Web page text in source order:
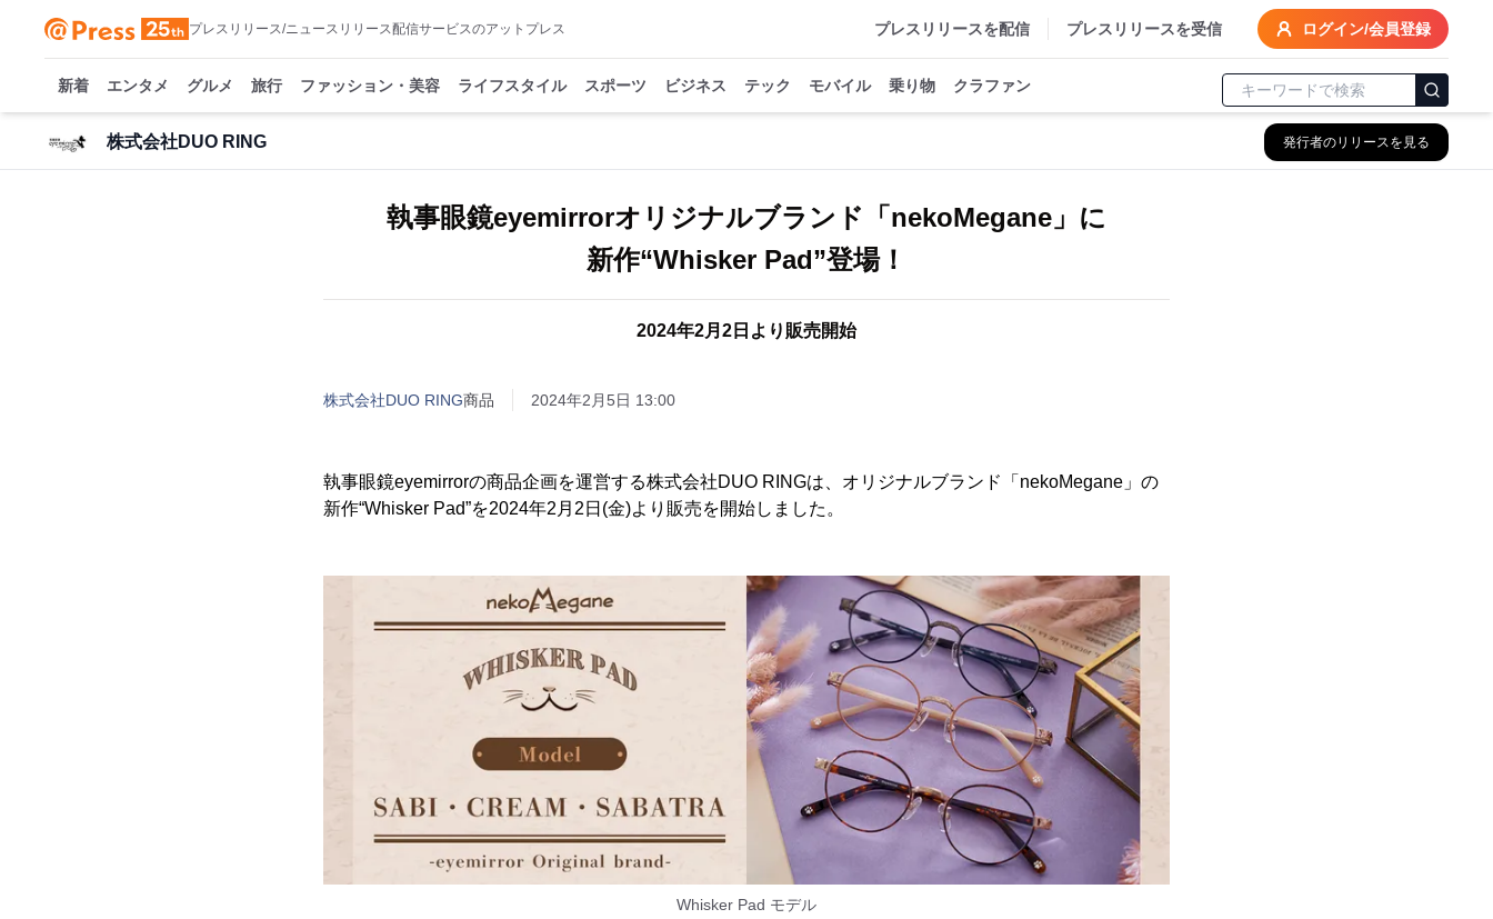
プレスリリース/ニュースリリース配信サービスのアットプレス プレスリリースを配信 プレスリリースを受信 ログイン/会員登録
新着 エンタメ グルメ 旅行 ファッション・美容 ライフスタイル スポーツ ビジネス テック モバイル 乗り物 クラファン
株式会社DUO RING 発行者のリリースを見る
執事眼鏡eyemirrorオリジナルブランド「nekoMegane」に
新作“Whisker Pad”登場！
2024年2月2日より販売開始
株式会社DUO RING商品 2024年2月5日 13:00
執事眼鏡eyemirrorの商品企画を運営する株式会社DUO RINGは、オリジナルブランド「nekoMegane」の
新作“Whisker Pad”を2024年2月2日(金)より販売を開始しました。
Whisker Pad モデル